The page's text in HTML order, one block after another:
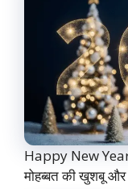
Happy New
मोहब्बत की खुशबू और